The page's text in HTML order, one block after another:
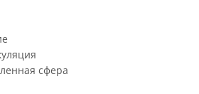
сфера